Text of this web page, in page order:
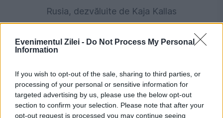
Evenimentul Zilei - Do Not Process My Personal
Information
If you wish to opt-out of the sale, sharing to third parties, or
processing of your personal or sensitive information for
targeted advertising by us, please use the below opt-out
section to confirm your selection. Please note that after your
opt-out request is processed you may continue seeing
Rusia, dezvăluite de Kaja Kallas